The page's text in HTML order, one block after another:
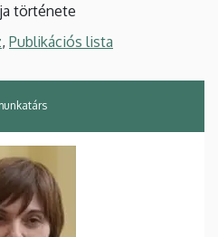
története
, Publikációs lista